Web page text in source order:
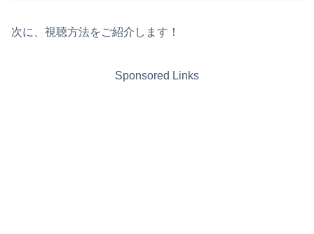
次に、視聴方法をご紹介します！
Sponsored Links